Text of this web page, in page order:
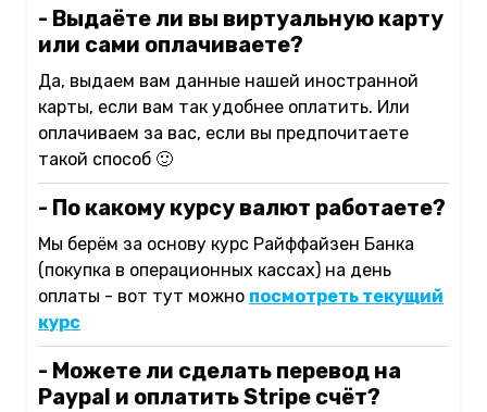
- Выдаёте ли вы виртуальную карту
или сами оплачиваете?
Да, выдаем вам данные нашей иностранной
карты, если вам так удобнее оплатить. Или
оплачиваем за вас, если вы предпочитаете
такой способ 🙂
- По какому курсу валют работаете?
Мы берём за основу курс Райффайзен Банка
(покупка в операционных кассах) на день
оплаты - вот тут можно посмотреть текущий
курс
- Можете ли сделать перевод на
Paypal и оплатить Stripe счёт?